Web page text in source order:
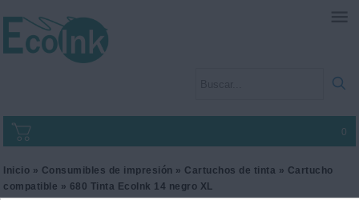
0
Inicio » Consumibles de impresión » Cartuchos de tinta » Cartucho
compatible » 680 Tinta EcoInk 14 negro XL